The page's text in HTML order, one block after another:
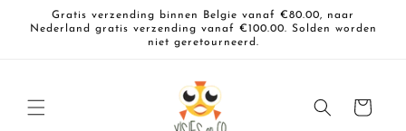
naar de
content
Gratis verzending binnen Belgie vanaf €80.00, naar
Nederland gratis verzending vanaf €100.00. Solden worden
niet geretourneerd.
Winkelwagen